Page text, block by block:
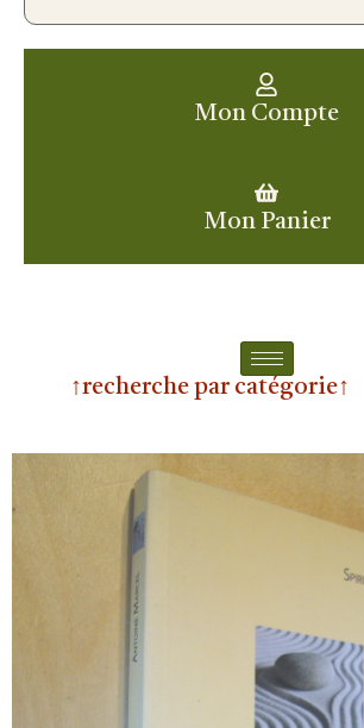
Mon Compte
Mon Panier
↑recherche par catégorie↑